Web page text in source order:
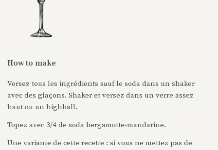
How to make
Versez tous les ingrédients sauf le soda dans un shaker
avec des glaçons. Shaker et versez dans un verre assez
haut ou un highball.
Topez avec 3/4 de soda bergamotte-mandarine.
Une variante de cette recette : si vous ne mettez pas de